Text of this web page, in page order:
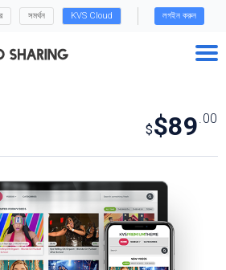
সমর্থন KVS Cloud লগইন করুন
$$89.00